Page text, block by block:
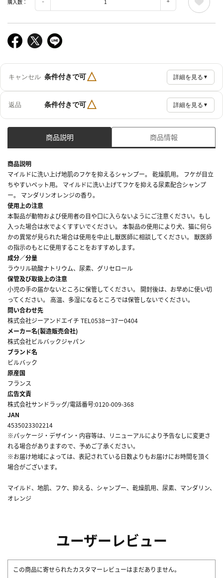
購入数：
キャンセル 条件付きで可△ 詳細を見る ▼
返品 条件付きで可△ 詳細を見る ▼
商品説明 商品情報
商品説明
マイルドに洗い上げ地肌のフケを抑えるシャンプー。 乾燥肌用。 フケが目立
ちやすいペット用。 マイルドに洗い上げてフケを抑える尿素配合シャンプ
ー。 マンダリンオレンジの香り。
使用上の注意
本製品が動物および使用者の目や口に入らないようにご注意ください。もし
入った場合は水でよくすすいでください。 本製品の使用により犬、猫に何ら
かの異常が見られた場合は使用を中止し獣医師に相談してください。 獣医師
の指示のもとに使用することをおすすめします。
成分／分量
ラウリル硫酸ナトリウム、尿素、グリセロール
保管及び取扱上の注意
小児の手の届かないところに保管してください。 開封後は、お早めに使い切
ってください。 高温、多湿になるところでは保管しないでください。
問い合わせ先
株式会社ジーアンドエイチ TEL0538ー37ー0404
メーカー名(製造販売会社)
株式会社ビルバックジャパン
ブランド名
ビルバック
原産国
フランス
広告文責
株式会社サンドラッグ/電話番号:0120-009-368
JAN
4535023302214
※パッケージ・デザイン・内容等は、リニューアルにより予告なしに変更さ
れる場合がありますので、予めご了承ください。
※お届け地域によっては、表記されている日数よりもお届けにお時間を頂く
場合がございます。
マイルド、地肌、フケ、抑える、シャンプー、乾燥肌用、尿素、マンダリン、
オレンジ
ユーザーレビュー
この商品に寄せられたカスタマーレビューはまだありません。